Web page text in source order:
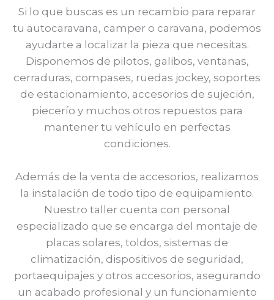
Si lo que buscas es un recambio para reparar
tu autocaravana, camper o caravana, podemos
ayudarte a localizar la pieza que necesitas.
Disponemos de pilotos, galibos, ventanas,
cerraduras, compases, ruedas jockey, soportes
de estacionamiento, accesorios de sujeción,
piecerío y muchos otros repuestos para
mantener tu vehículo en perfectas
condiciones.
Además de la venta de accesorios, realizamos
la instalación de todo tipo de equipamiento.
Nuestro taller cuenta con personal
especializado que se encarga del montaje de
placas solares, toldos, sistemas de
climatización, dispositivos de seguridad,
portaequipajes y otros accesorios, asegurando
un acabado profesional y un funcionamiento